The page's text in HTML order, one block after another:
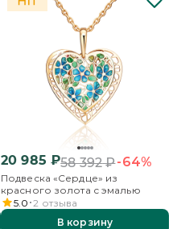
20 985 ₽58 392₽-64%
Подвеска «Сердце» из
красного золота с эмалью
5.0 2 отзыва
В корзину